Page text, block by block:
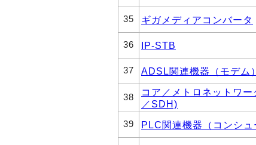
35 ギガメディアコンバータ
36 IP-STB
37 ADSL関連機器（モデム）
38
コア／メトロネットワ
／SDH)
39 PLC関連機器（コンシュ